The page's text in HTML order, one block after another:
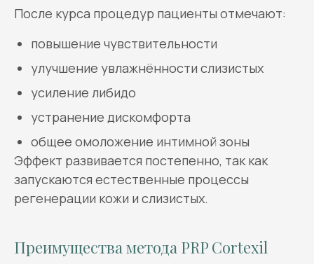
После курса процедур пациенты отмечают:
повышение чувствительности
улучшение увлажнённости слизистых
усиление либидо
устранение дискомфорта
общее омоложение интимной зоны
Эффект развивается постепенно, так как
запускаются естественные процессы
регенерации кожи и слизистых.
Преимущества метода PRP Cortexil